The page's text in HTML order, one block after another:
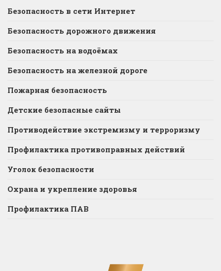
Безопасность в сети Интернет
Безопасность дорожного движения
Безопасность на водоёмах
Безопасность на железной дороге
Пожарная безопасность
Детские безопасные сайты
Противодействие экстремизму и терроризму
Профилактика противоправных действий
Уголок безопасности
Охрана и укрепление здоровья
Профилактика ПАВ